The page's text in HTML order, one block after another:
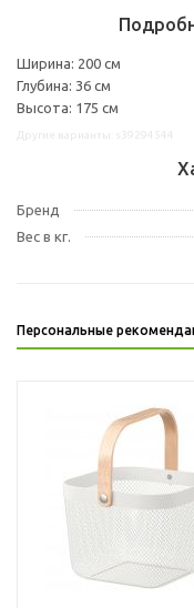
Ширина: 200 см
Глубина: 36 см
Высота: 175 см
Бренд
Вес в кг.
Персональные